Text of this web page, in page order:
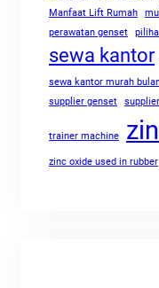
Manfaat Lift Rumah
perawatan genset
sewa kantor
sewa kantor murah
supplier genset
trainer machine
zinc oxide used in rubber